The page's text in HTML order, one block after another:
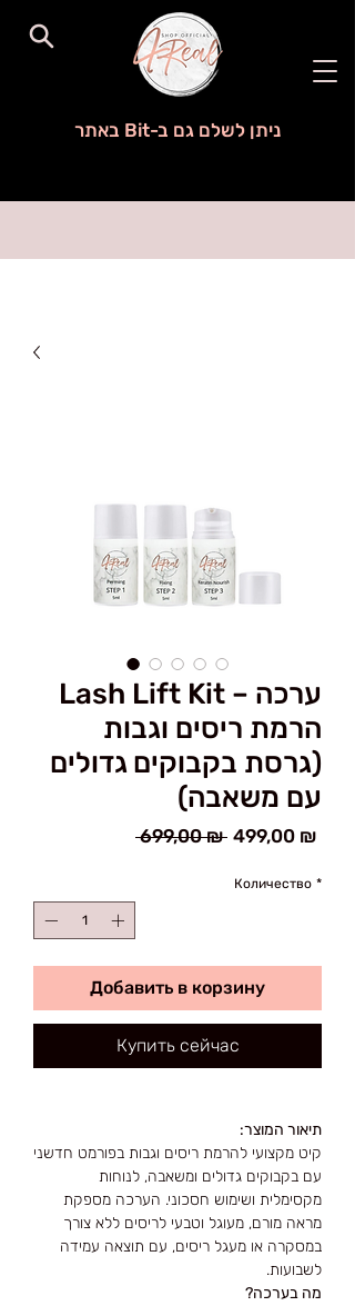
ניתן לשלם גם ב-Bit באתר
Lash Lift Kit – ערכה
הרמת ריסים וגבות
(גרסת בקבוקים גדולים
עם משאבה)
699,00 ₪ Обычная
499,00 ₪
Количество *
Добавить в корзину
Купить сейчас
תיאור המוצר:
קיט מקצועי להרמת ריסים וגבות בפורמט חדשני
עם בקבוקים גדולים ומשאבה, לנוחות
מקסימלית ושימוש חסכוני. הערכה מספקת
מראה מורם, מעוגל וטבעי לריסים ללא צורך
במסקרה או מעגל ריסים, עם תוצאה עמידה
לשבועות.
מה בערכה?